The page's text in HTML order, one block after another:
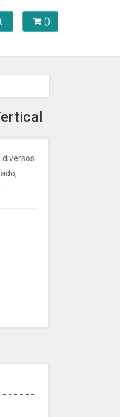
()
search
diversos